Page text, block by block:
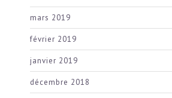
mars 2019
février 2019
janvier 2019
décembre 2018